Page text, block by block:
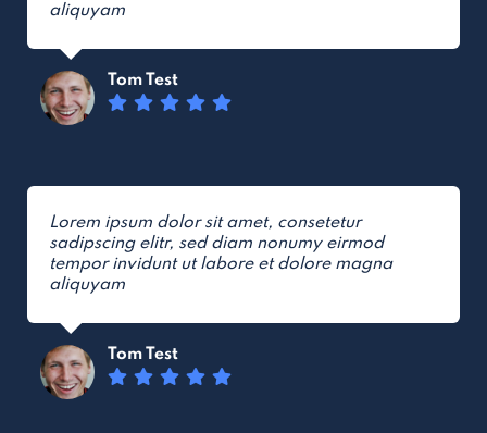
aliquyam
Tom Test
Lorem ipsum dolor sit amet, consetetur
sadipscing elitr, sed diam nonumy eirmod
tempor invidunt ut labore et dolore magna
aliquyam
Tom Test